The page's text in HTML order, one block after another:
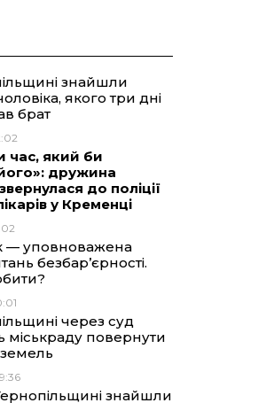
знайшли
якого три дні
брат
час, який би
дружина
до поліції
у Кременці
— уповноважена
безбар’єрності.
через суд
міськраду повернути
земель
знайшли